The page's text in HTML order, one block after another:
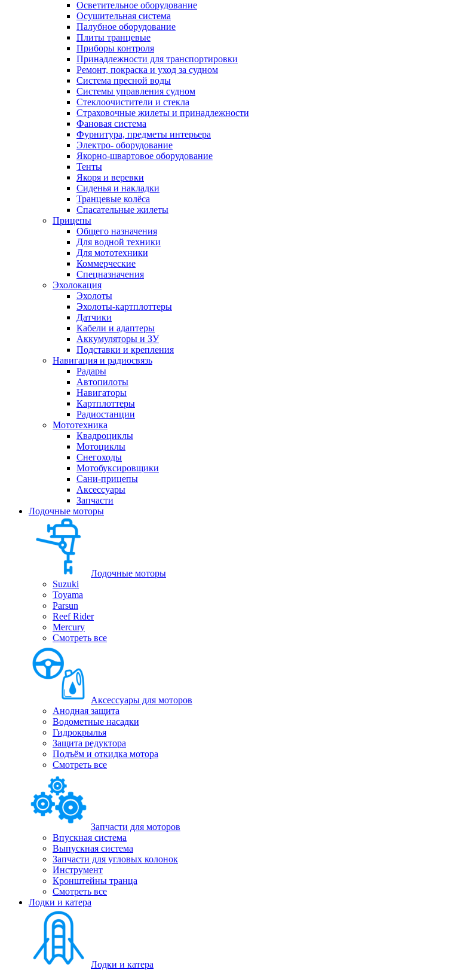
Осветительное оборудование
Осушительная система
Палубное оборудование
Плиты транцевые
Приборы контроля
Принадлежности для транспортировки
Ремонт, покраска и уход за судном
Система пресной воды
Системы управления судном
Стеклоочистители и стекла
Страховочные жилеты и принадлежности
Фановая система
Фурнитура, предметы интерьера
Электро- оборудование
Якорно-швартовое оборудование
Тенты
Якоря и веревки
Сиденья и накладки
Транцевые колёса
Спасательные жилеты
Прицепы
Общего назначения
Для водной техники
Для мототехники
Коммерческие
Спецназначения
Эхолокация
Эхолоты
Эхолоты-картплоттеры
Датчики
Кабели и адаптеры
Аккумуляторы и ЗУ
Подставки и крепления
Навигация и радиосвязь
Радары
Автопилоты
Навигаторы
Картплоттеры
Радиостанции
Мототехника
Квадроциклы
Мотоциклы
Снегоходы
Мотобуксировщики
Сани-прицепы
Аксессуары
Запчасти
Лодочные моторы
Лодочные моторы
Suzuki
Toyama
Parsun
Reef Rider
Mercury
Смотреть все
Аксессуары для моторов
Анодная защита
Водометные насадки
Гидрокрылья
Защита редуктора
Подъём и откидка мотора
Смотреть все
Запчасти для моторов
Впускная система
Выпускная система
Запчасти для угловых колонок
Инструмент
Кронштейны транца
Смотреть все
Лодки и катера
Лодки и катера